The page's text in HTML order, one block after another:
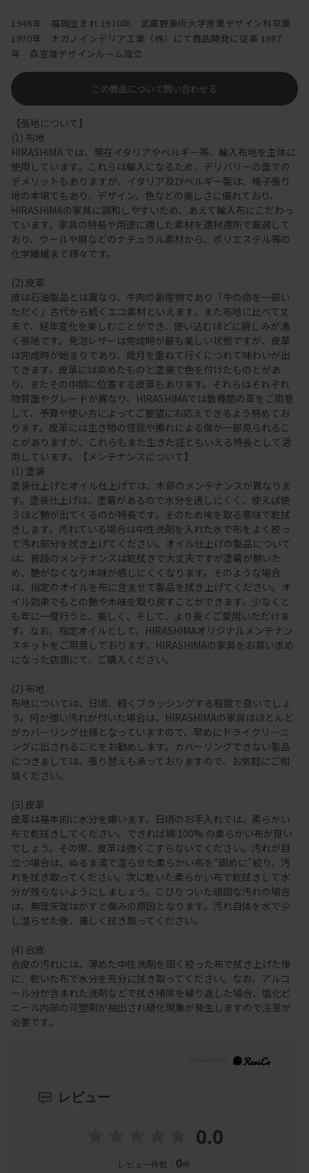
この商品について問い合わせる
1946年 福岡生まれ 1970年 武蔵野美術大学産業デザイン科卒業
1970年 ナガノインテリア工業（株）にて商品開発に従事 1987
年 森宣雄デザインルーム設立
【張地について】
(1) 布地
HIRASHIMA では、現在イタリアやベルギー等、輸入布地を主体に
使用しています。これらは輸入になるため、デリバリーの面での
デメリットもありますが、イタリア及びベルギー製は、椅子張り
地の本場でもあり、デザイン、色などの美しさに優れており、
HIRASHIMAの家具に調和しやすいため、あえて輸入布にこだわっ
ています。家具の特長や用途に適した素材を適材適所で厳選して
おり、ウールや麻などのナチュラル素材から、ポリエステル等の
化学繊維まで様々です。
(2) 皮革
皮は石油製品とは異なり、牛肉の副産物であり「牛の命を一部い
ただく」古代から続くエコ素材といえます。また布地に比べて丈
夫で、経年変化を楽しむことができ、使い込むほどに親しみが湧
く張地です。発泡レザーは完成時が最も美しい状態ですが、皮革
は完成時が始まりであり、歳月を重ねて行くにつれて味わいが出
てきます。皮革には染めたものと塗装で色を付けたものとがあ
り、またその中間に位置する皮革もあります。それらはそれぞれ
物質面やグレードが異なり、HIRASHIMAでは数種類の革をご用意
して、予算や使い方によってご要望にお応えできるよう努めてお
ります。皮革には生き物の怪我や擦れによる傷が一部見られるこ
とがありますが、これらもまた生きた証ともいえる特長として活
用しています。【メンテナンスについて】
(1) 塗装
塗装仕上げとオイル仕上げでは、木部のメンテナンスが異なりま
す。塗装仕上げは、塗幕があるので水分を透しにくく、使えば使
うほど艶が出てくるのが特長です。そのため埃を取る意味で乾拭
きします。汚れている場合は中性洗剤を入れた水で布をよく絞っ
て汚れ部分を拭き上げてください。オイル仕上げの製品について
は、普段のメンテナンスは乾拭きで大丈夫ですが塗幕が無いた
め、艶がなくなり木味が感じにくくなります。そのような場合
は、指定のオイルを布に含ませて製品を拭き上げてください。オ
イル効果でもとの艶や木味を取り戻すことができます。少なくと
も年に一度行うと、美しく、そして、より長くご愛用いただけま
す。なお、指定オイルとして、HIRASHIMAオリジナルメンテナン
スキットをご用意しております。HIRASHIMAの家具をお買い求め
になった店頭にて、ご購入ください。
(2) 布地
布地については、日頃、軽くブラッシングする程度で良いでしょ
う。何か強い汚れが付いた場合は、HIRASHIMAの家具はほとんど
がカバーリング仕様となっていますので、早めにドライクリーニ
ングに出されることをお勧めします。カバーリングできない製品
につきましては、張り替えも承っておりますので、お気軽にご相
談ください。
(3) 皮革
皮革は基本的に水分を嫌います。日頃のお手入れでは、柔らかい
布で乾拭きしてください。できれば綿 100% の柔らかい布が良い
でしょう。その際、皮革は強くこすらないでください。汚れが目
立つ場合は、ぬるま湯で湿らせた柔らかい布を“固めに”絞り、汚
れを拭き取ってください。次に乾いた柔らかい布で乾拭きして水
分が残らないようにしましょう。こびりついた頑固な汚れの場合
は、無理矢理はがすと傷みの原因となります。汚れ自体を水で少
し湿らせた後、優しく拭き取ってください。
(4) 合皮
合皮の汚れには、薄めた中性洗剤を固く絞った布で拭き上げた後
に、乾いた布で水分を充分に拭き取ってください。なお、アルコ
ール分が含まれた洗剤などで拭き掃除を繰り返した場合、塩化ビ
ニール内部の可塑剤が抽出され硬化現象が発生しますので注意が
必要です。
レビュー
0.0
レビュー件数： 0件